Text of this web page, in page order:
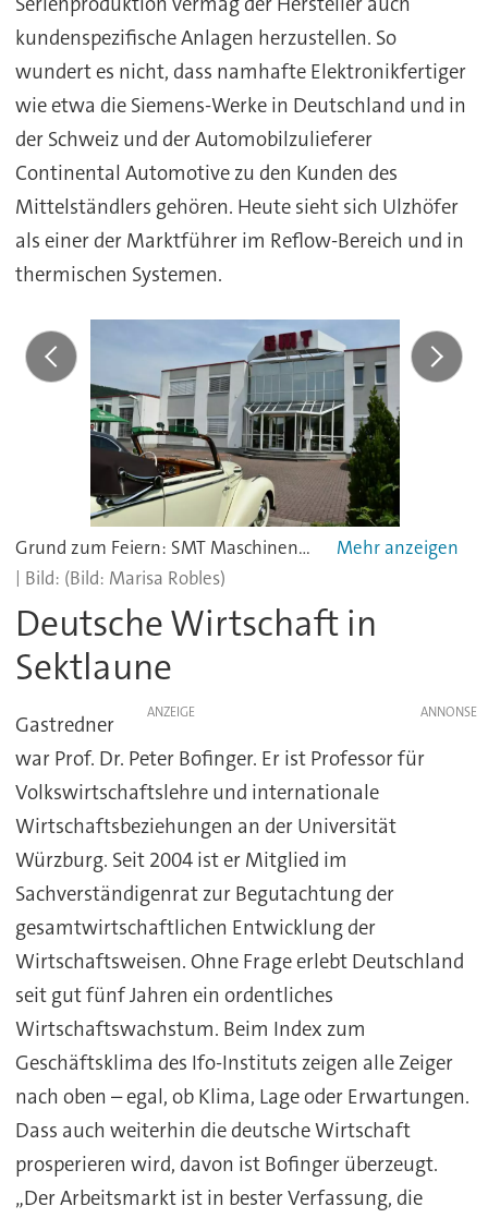
kundenspezifische Anlagen herzustellen. So
wundert es nicht, dass namhafte Elektronikfertiger
wie etwa die Siemens-Werke in Deutschland und in
der Schweiz und der Automobilzulieferer
Continental Automotive zu den Kunden des
Mittelständlers gehören. Heute sieht sich Ulzhöfer
als einer der Marktführer im Reflow-Bereich und in
thermischen Systemen.
Grund zum Feiern: SMT Maschinen und Vertrieb lud zum 30. Firmenjubiläum nach Wertheim ein.
(Bild: Marisa Robles)
Deutsche Wirtschaft in
Sektlaune
ANZEIGE
Gastredner
war Prof. Dr. Peter Bofinger. Er ist Professor für
Volkswirtschaftslehre und internationale
Wirtschaftsbeziehungen an der Universität
Würzburg. Seit 2004 ist er Mitglied im
Sachverständigenrat zur Begutachtung der
gesamtwirtschaftlichen Entwicklung der
Wirtschaftsweisen. Ohne Frage erlebt Deutschland
seit gut fünf Jahren ein ordentliches
Wirtschaftswachstum. Beim Index zum
Geschäftsklima des Ifo-Instituts zeigen alle Zeiger
nach oben – egal, ob Klima, Lage oder Erwartungen.
Dass auch weiterhin die deutsche Wirtschaft
prosperieren wird, davon ist Bofinger überzeugt.
„Der Arbeitsmarkt ist in bester Verfassung, die